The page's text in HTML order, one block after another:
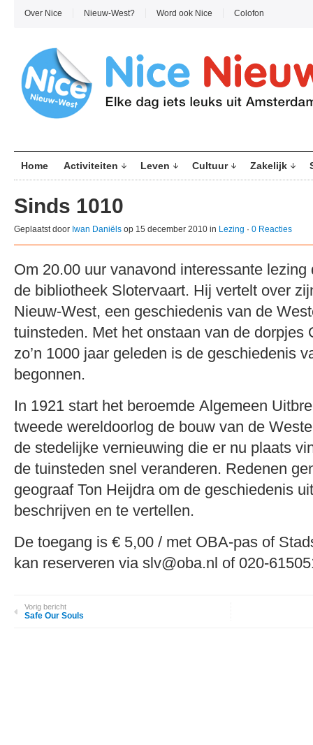
Over Nice Nieuw-West? Word ook Nice Colofon
Home Activiteiten Leven Cultuur Zakelijk
Sinds 1010
Geplaatst door Iwan Daniëls op 15 december 2010 in Lezing · 0 Reacties
Om 20.00 uur vanavond interessante lezing
de bibliotheek Slotervaart. Hij vertelt over
Nieuw-West, een geschiedenis van de
tuinsteden. Met het onstaan van de dorpjes
zo’n 1000 jaar geleden is de geschiedenis
begonnen.
In 1921 start het beroemde Algemeen
tweede wereldoorlog de bouw van de
de stedelijke vernieuwing die er nu plaats
de tuinsteden snel veranderen. Redenen
geograaf Ton Heijdra om de geschiedenis
beschrijven en te vertellen.
De toegang is € 5,00 / met OBA-pas of
kan reserveren via slv@oba.nl of 020-
Vorig bericht
Safe Our Souls